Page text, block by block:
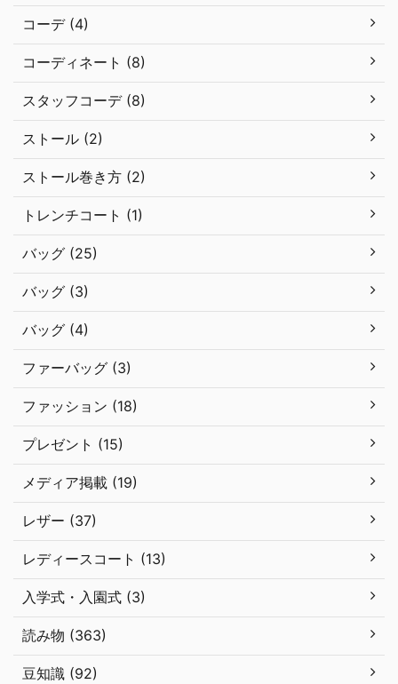
コーデ (4)
コーディネート (8)
スタッフコーデ (8)
ストール (2)
ストール巻き方 (2)
トレンチコート (1)
バッグ (25)
バッグ (3)
バッグ (4)
ファーバッグ (3)
ファッション (18)
プレゼント (15)
メディア掲載 (19)
レザー (37)
レディースコート (13)
入学式・入園式 (3)
読み物 (363)
豆知識 (92)